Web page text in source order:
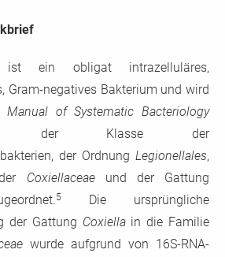
ein obligat intrazelluläres,
Gram-negatives Bakterium und wird
Manual of Systematic Bacteriology
der Klasse der
der Ordnung Legionellales,
Coxiellaceaeund der Gattung
5
Die ursprüngliche
der Gattung Coxiellain die Familie
wurde aufgrund von 16S-RNA-